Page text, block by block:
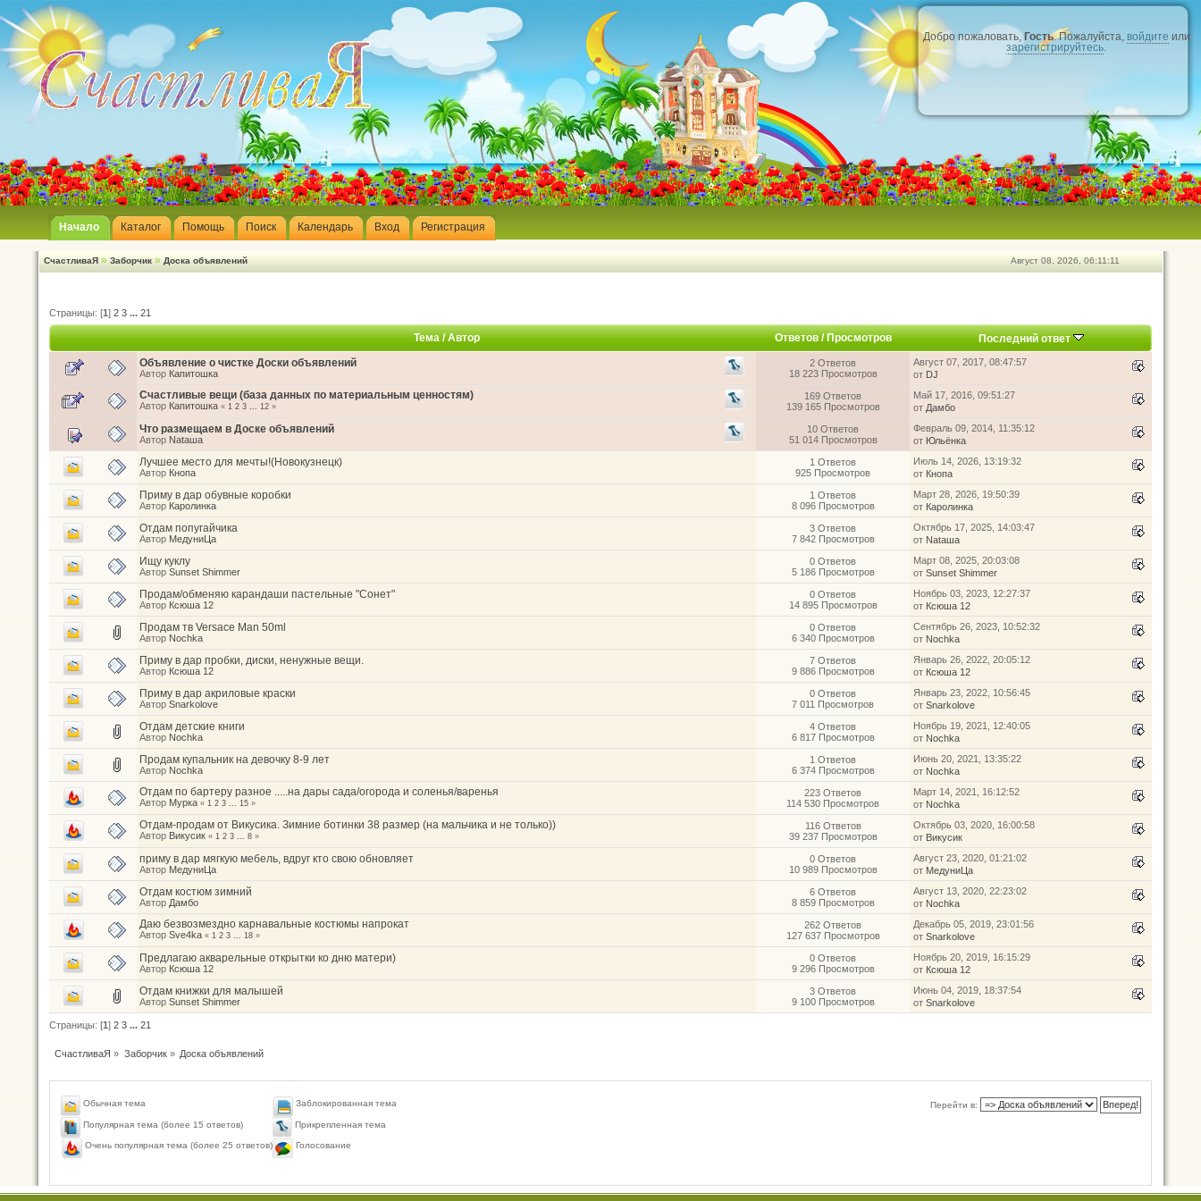
Добро пожаловать,Гость. Пожалуйста, войдите или
зарегистрируйтесь.
Начало Каталог Помощь Поиск Календарь Вход Регистрация
Август 08, 2026, 06:11:11
СчастливаЯ » Заборчик » Доска объявлений
Страницы: [1] 2 3 ... 21
Тема/Автор Ответов/Просмотров
Последний ответ
Объявление о чистке Доски объявлений
Автор Капитошка
2 Ответов
18 223 Просмотров
Август 07, 2017, 08:47:57
от DJ
Счастливые вещи (база данных по материальным ценностям)
Автор Капитошка « 1 2 3 ... 12 »
169 Ответов
139 165 Просмотров
Май 17, 2016, 09:51:27
от Дамбо
Что размещаем в Доске объявлений
Автор Nataшa
10 Ответов
51 014 Просмотров
Февраль 09, 2014, 11:35:12
от Юльёнка
Лучшее место для мечты!(Новокузнецк)
Автор Кнопа
1 Ответов
925 Просмотров
Июль 14, 2026, 13:19:32
от Кнопа
Приму в дар обувные коробки
Автор Каролинка
1 Ответов
8 096 Просмотров
Март 28, 2026, 19:50:39
от Каролинка
Отдам попугайчика
Автор МедуниЦа
3 Ответов
7 842 Просмотров
Октябрь 17, 2025, 14:03:47
от Nataшa
Ищу куклу
Автор Sunset Shimmer
0 Ответов
5 186 Просмотров
Март 08, 2025, 20:03:08
от Sunset Shimmer
Продам/обменяю карандаши пастельные "Сонет"
Автор Ксюша 12
0 Ответов
14 895 Просмотров
Ноябрь 03, 2023, 12:27:37
от Ксюша 12
Продам тв Versace Man 50ml
Автор Nochka
0 Ответов
6 340 Просмотров
Сентябрь 26, 2023, 10:52:32
от Nochka
Приму в дар пробки, диски, ненужные вещи.
Автор Ксюша 12
7 Ответов
9 886 Просмотров
Январь 26, 2022, 20:05:12
от Ксюша 12
Приму в дар акриловые краски
Автор Snarkolove
0 Ответов
7 011 Просмотров
Январь 23, 2022, 10:56:45
от Snarkolove
Отдам детские книги
Автор Nochka
4 Ответов
6 817 Просмотров
Ноябрь 19, 2021, 12:40:05
от Nochka
Продам купальник на девочку 8-9 лет
Автор Nochka
1 Ответов
6 374 Просмотров
Июнь 20, 2021, 13:35:22
от Nochka
Отдам по бартеру разное .....на дары сада/огорода и соленья/варенья
Автор Мурка « 1 2 3 ... 15 »
223 Ответов
114 530 Просмотров
Март 14, 2021, 16:12:52
от Nochka
Отдам-продам от Викусика. Зимние ботинки 38 размер (на мальчика и не только))
Автор Викусик « 1 2 3 ... 8 »
116 Ответов
39 237 Просмотров
Октябрь 03, 2020, 16:00:58
от Викусик
приму в дар мягкую мебель, вдруг кто свою обновляет
Автор МедуниЦа
0 Ответов
10 989 Просмотров
Август 23, 2020, 01:21:02
от МедуниЦа
Отдам костюм зимний
Автор Дамбо
6 Ответов
8 859 Просмотров
Август 13, 2020, 22:23:02
от Nochka
Даю безвозмездно карнавальные костюмы напрокат
Автор Sve4ka « 1 2 3 ... 18 »
262 Ответов
127 637 Просмотров
Декабрь 05, 2019, 23:01:56
от Snarkolove
Предлагаю акварельные открытки ко дню матери)
Автор Ксюша 12
0 Ответов
9 296 Просмотров
Ноябрь 20, 2019, 16:15:29
от Ксюша 12
Отдам книжки для малышей
Автор Sunset Shimmer
3 Ответов
9 100 Просмотров
Июнь 04, 2019, 18:37:54
от Snarkolove
Страницы: [1] 2 3 ... 21
СчастливаЯ » Заборчик» Доска объявлений
Перейти в:
Обычная тема
Популярная тема (более 15 ответов)
Очень популярная тема (более 25 ответов)
Заблокированная тема
Прикрепленная тема
Голосование